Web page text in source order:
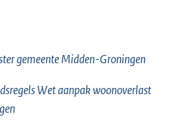
gemeente Midden-Groningen
Wet aanpak woonoverlast